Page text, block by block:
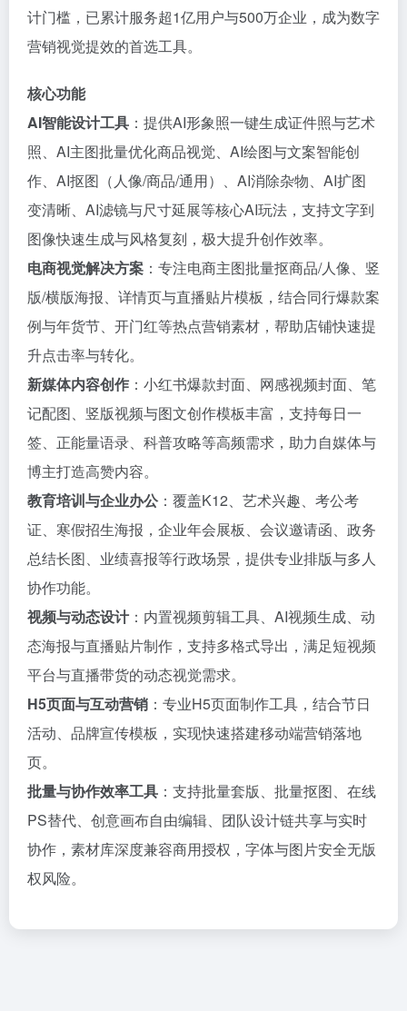
计门槛，已累计服务超1亿用户与500万企业，成为数字
营销视觉提效的首选工具。
核心功能
AI智能设计工具 ：提供AI形象照一键生成证件照与艺术
照、AI主图批量优化商品视觉、AI绘图与文案智能创
作、AI抠图（人像/商品/通用）、AI消除杂物、AI扩图
变清晰、AI滤镜与尺寸延展等核心AI玩法，支持文字到
图像快速生成与风格复刻，极大提升创作效率。
电商视觉解决方案 ：专注电商主图批量抠商品/人像、竖
版/横版海报、详情页与直播贴片模板，结合同行爆款案
例与年货节、开门红等热点营销素材，帮助店铺快速提
升点击率与转化。
新媒体内容创作 ：小红书爆款封面、网感视频封面、笔
记配图、竖版视频与图文创作模板丰富，支持每日一
签、正能量语录、科普攻略等高频需求，助力自媒体与
博主打造高赞内容。
教育培训与企业办公：覆盖K12、艺术兴趣、考公考
证、寒假招生海报，企业年会展板、会议邀请函、政务
总结长图、业绩喜报等行政场景，提供专业排版与多人
协作功能。
视频与动态设计：内置视频剪辑工具、AI视频生成、动
态海报与直播贴片制作，支持多格式导出，满足短视频
平台与直播带货的动态视觉需求。
H5页面与互动营销 ：专业H5页面制作工具，结合节日
活动、品牌宣传模板，实现快速搭建移动端营销落地
页。
批量与协作效率工具 ：支持批量套版、批量抠图、在线
PS替代、创意画布自由编辑、团队设计链共享与实时
协作，素材库深度兼容商用授权，字体与图片安全无版
权风险。